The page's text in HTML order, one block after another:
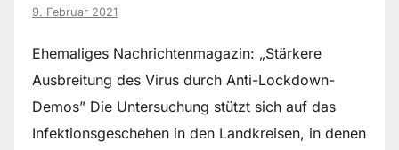
9. Februar 2021
Ehemaliges Nachrichtenmagazin: „Stärkere
Ausbreitung des Virus durch Anti-Lockdown-
Demos” Die Untersuchung stützt sich auf das
Infektionsgeschehen in den Landkreisen, in denen